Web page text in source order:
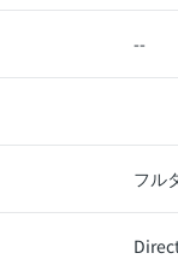
--
フル